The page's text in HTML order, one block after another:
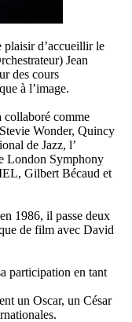
d’accueillir le
Jean
des cours
à l’image.
collaboré comme
Wonder, Quincy
de Jazz, l’
London Symphony
Gilbert Bécaud et
1986, il passe deux
de film avec David
participation en tant
un Oscar, un César